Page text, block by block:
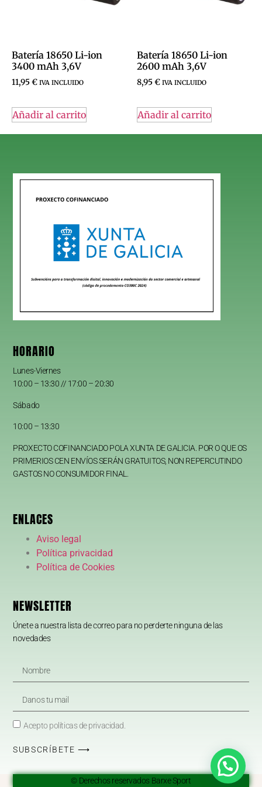
Batería 18650 Li-ion
3400 mAh 3,6V
11,95€ IVA INCLUIDO
Añadir al carrito
Batería 18650 Li-ion
2600 mAh 3,6V
8,95€ IVA INCLUIDO
Añadir al carrito
HORARIO
Lunes-Viernes
10:00 – 13:30 // 17:00 – 20:30
Sábado
10:00 – 13:30
PROXECTO COFINANCIADO POLA XUNTA DE GALICIA. POR O QUE OS
PRIMERIOS CEN ENVÍOS SERÁN GRATUITOS, NON REPERCUTINDO
GASTOS NO CONSUMIDOR FINAL.
ENLACES
Aviso legal
Política privacidad
Política de Cookies
NEWSLETTER
Únete a nuestra lista de correo para no perderte ninguna de las
novedades
Acepto políticas de privacidad.
SUBSCRÍBETE ⟶
© Derechos reservados Barxe Sport